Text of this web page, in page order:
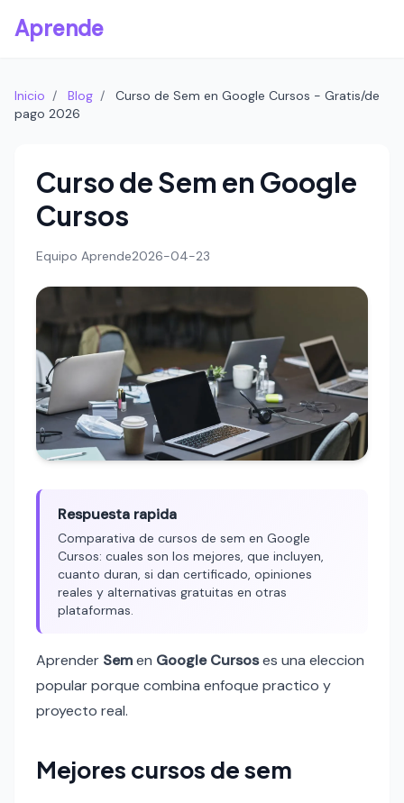
Aprende
Inicio / Blog /
Curso de Sem en Google Cursos - Gratis/de
pago 2026
Curso de Sem en Google
Cursos
Equipo Aprende2026-04-23
Respuesta rapida
Comparativa de cursos de sem en Google
Cursos: cuales son los mejores, que incluyen,
cuanto duran, si dan certificado, opiniones
reales y alternativas gratuitas en otras
plataformas.
Aprender Semen Google Cursoses una eleccion
popular porque combina enfoque practico y
proyecto real.
Mejores cursos de sem